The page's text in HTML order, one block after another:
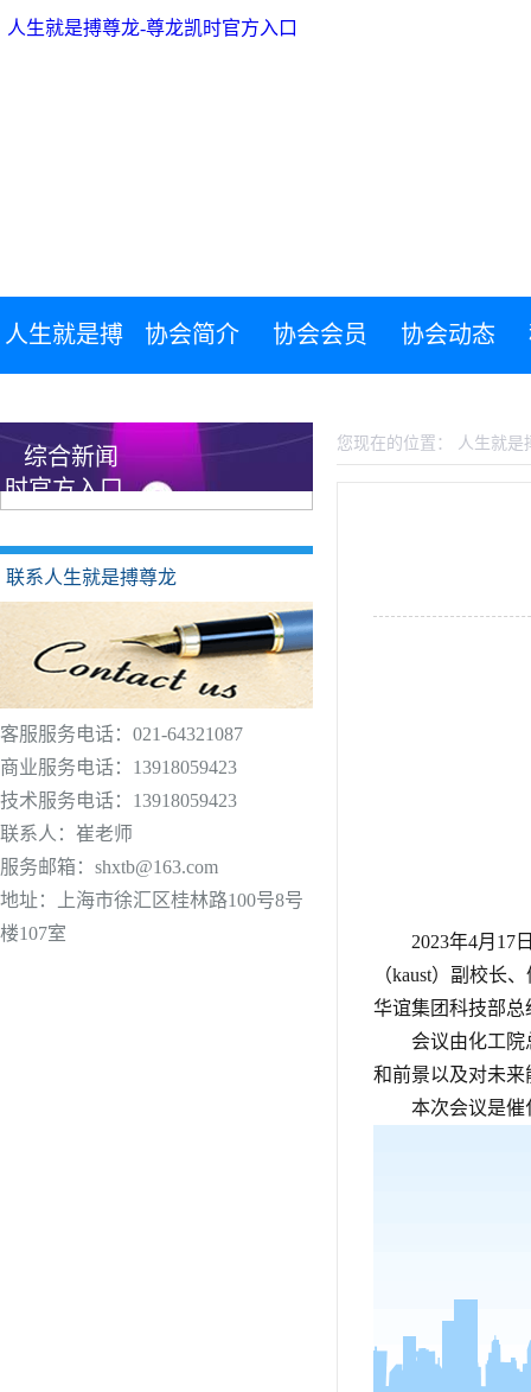
人生就是搏尊龙-尊龙凯时官方入口
人生就是搏
时官方入口
协会简介 协会会员 协会动态
综合新闻
联系人生就是搏尊龙
客服服务电话：021-64321087
商业服务电话：13918059423
技术服务电话：13918059423
联系人：崔老师
服务邮箱： shxtb@163.com
地址：上海市徐汇区桂林路100号8号
楼107室
您现在的位置： 人生就是
2023年4月17
（kaust）副校长
华谊集团科技部
会议由化工
和前景以及对未
本次会议是催